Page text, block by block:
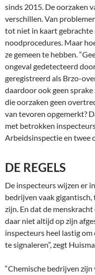
sinds 2015. De oorzaken
verschillen. Van
tot niet in kaart gebrachte
noodprocedures. Maar
ze gemeen te hebben.
ongeval gedetecteerd
geregistreerd als Brzo-
daardoor ook geen sprake
die oorzaken geen
van tevoren opgemerkt?
met betrokken
Arbeidsinspectie en twee
DE REGELS
De inspecteurs wijzen er
bedrijven vaak
zijn. En dat de
daar niet altijd op zijn
inspecteurs heel lastig om
te signaleren”, zegt
“Chemische bedrijven